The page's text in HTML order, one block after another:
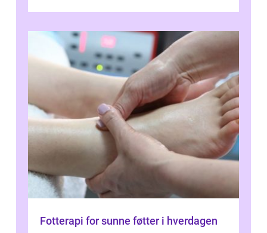
Fotterapi for sunne føtter i hverdagen